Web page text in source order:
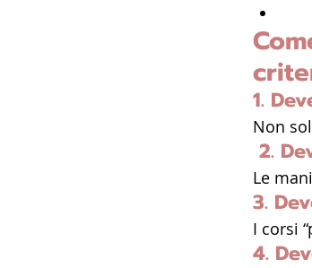
1.
Non
2.
Le
3.
I corsi
4.